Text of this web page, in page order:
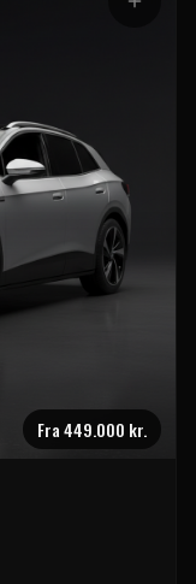
Fra449.000 kr.